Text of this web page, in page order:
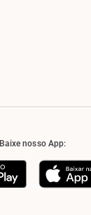
Baixe nosso App: